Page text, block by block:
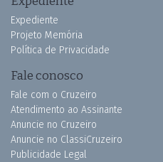
Expediente
Projeto Memória
Política de Privacidade
Fale conosco
Fale com o Cruzeiro
Atendimento ao Assinante
Anuncie no Cruzeiro
Anuncie no ClassiCruzeiro
Publicidade Legal